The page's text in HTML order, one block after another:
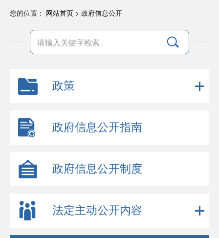
您的位置： 网站首页 > 政府信息公开
政策
政府信息公开指南
政府信息公开制度
法定主动公开内容